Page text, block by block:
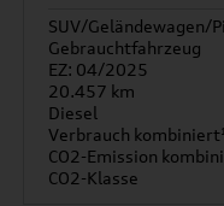
SUV/Geländewagen/
Gebrauchtfahrzeug
EZ: 04/2025
20.457 km
Diesel
Verbrauch
CO2-Emission
CO2-Klasse